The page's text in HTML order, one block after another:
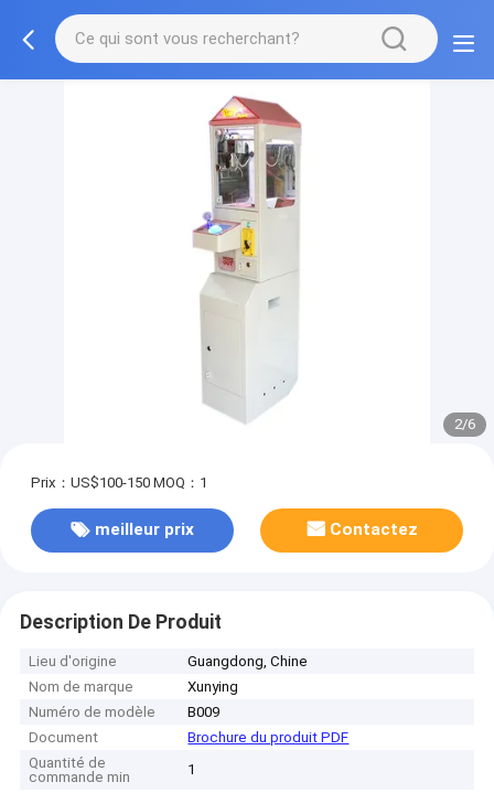
2/6
Prix：US$100-150 MOQ：1
meilleur prix Contactez
Description De Produit
Lieu d'origine
Guangdong, Chine
Nom de marque
Xunying
Numéro de modèle
B009
Document
Brochure du produit PDF
Quantité de
commande min
1